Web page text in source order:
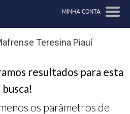
MINHA CONTA
Teresina Piauí
resultados para esta
busca!
os parâmetros de